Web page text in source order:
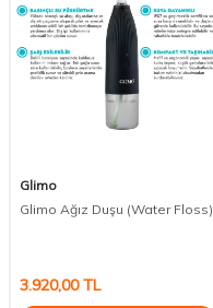
Glimo
Glimo Ağız Duşu (Water Floss)
3.920,00TL